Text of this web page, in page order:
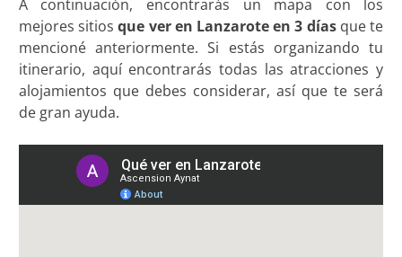
A continuación, encontrarás un mapa con los
mejores sitiosque ver en Lanzarote en 3 díasque te
mencioné anteriormente. Si estás organizando tu
itinerario, aquí encontrarás todas las atracciones y
alojamientos que debes considerar, así que te será
de gran ayuda.